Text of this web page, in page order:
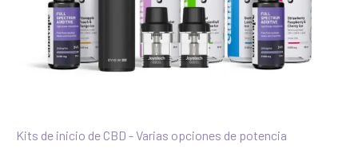
Kits de inicio de CBD - Varias opciones de potencia